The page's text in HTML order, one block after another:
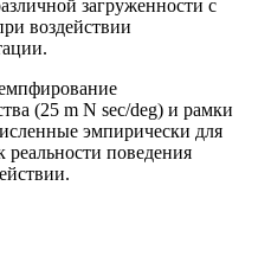
загруженности с
воздействии
(25 m N sec/deg) и рамки
эмпирически для
поведения